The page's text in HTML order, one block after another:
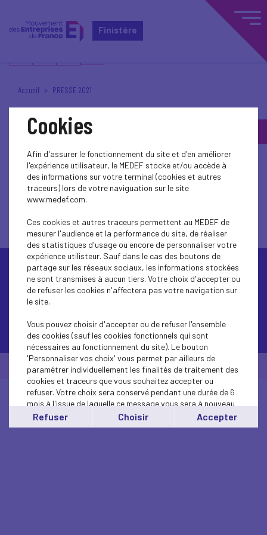
Finistère
Accueil PRESSE 2021
PRESSE 2021
Election présidence C Lozachmeur Le Tél 24
Contactez-nous
© Medef Finistère 2026 - Mentions légales
Cookies
Afin d'assurer le fonctionnement du site et d'en améliorer
l'expérience utilisateur, le MEDEF stocke et/ou accède à
des informations sur votre terminal (cookies et autres
traceurs) lors de votre naviguation sur le site
www.medef.com.
Ces cookies et autres traceurs permettent au MEDEF de
mesurer l'audience et la performance du site, de réaliser
des statistiques d'usage ou encore de personnaliser votre
expérience utilisteur. Sauf dans le cas des boutons de
partage sur les réseaux sociaux, les informations stockées
ne sont transmises à aucun tiers. Votre choix d'accepter ou
de refuser les cookies n'affectera pas votre navigation sur
le site.
Vous pouvez choisir d'accepter ou de refuser l'ensemble
des cookies (sauf les cookies fonctionnels qui sont
nécessaires au fonctionnement du site). Le bouton
'Personnaliser vos choix' vous permet par ailleurs de
paramétrer individuellement les finalités de traitement des
cookies et traceurs que vous souhaitez accepter ou
refuser. Votre choix sera conservé pendant une durée de 6
mois à l'issue de laquelle ce message vous sera à nouveau
affiché..
Vous pouvez modifier votre choix à tout moment en
Refuser Choisir Accepter